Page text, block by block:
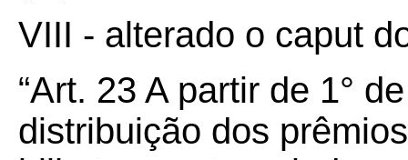
VIII - alterado o caput
“Art. 23 A partir de 1°
distribuição dos